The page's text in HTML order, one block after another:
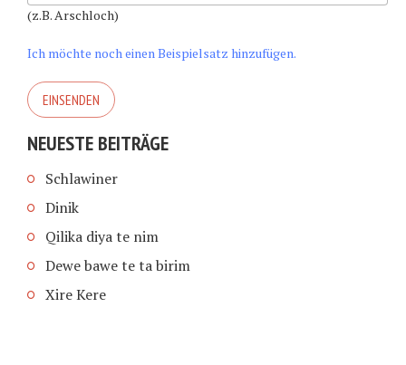
(z.B. Arschloch)
Ich möchte noch einen Beispielsatz hinzufügen.
NEUESTE BEITRÄGE
Schlawiner
Dinik
Qilika diya te nim
Dewe bawe te ta birim
Xire Kere